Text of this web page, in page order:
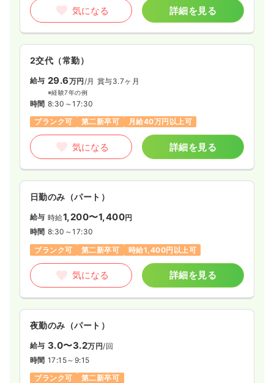
気になる 詳細を見る
2交代（常勤）
給与 29.6万円/月 賞与3.7ヶ月
※経験7年の例
時間 8:30～17:30
ブランク可
第二新卒可 月給40万円以上可
気になる 詳細を見る
日勤のみ（パート）
給与 時給1,200〜1,400円
時間 8:30～17:30
ブランク可
第二新卒可 時給1,400円以上可
気になる 詳細を見る
夜勤のみ（パート）
給与 3.0〜3.2万円/回
時間 17:15～9:15
ブランク可
第二新卒可